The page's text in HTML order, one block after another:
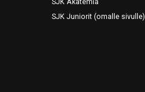
SJK Akatemia
SJK Juniorit (omalle sivulle)